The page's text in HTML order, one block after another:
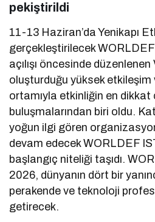
pekiştirildi
11-13 Haziran’da Yenikapı
gerçekleştirilecek WORLDEF
açılışı öncesinde
oluşturduğu yüksek
ortamıyla etkinliğin en dikkat
buluşmalarından biri oldu.
yoğun ilgi gören
devam edecek WORLDEF
başlangıç niteliği taşıdı.
2026, dünyanın dört bir
perakende ve teknoloji
getirecek.